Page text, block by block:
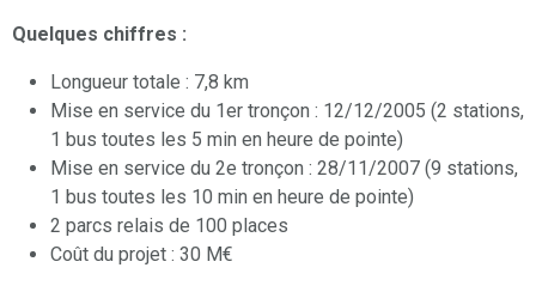
Quelques chiffres :
Longueur totale : 7,8 km
Mise en service du 1er tronçon : 12/12/2005 (2 stations,
1 bus toutes les 5 min en heure de pointe)
Mise en service du 2e tronçon : 28/11/2007 (9 stations,
1 bus toutes les 10 min en heure de pointe)
2 parcs relais de 100 places
Coût du projet : 30 M€